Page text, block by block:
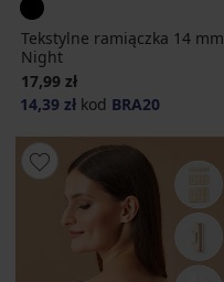
Tekstylne ramiączka 14 mm
Night
17,99 zł
14,39 zł kod BRA20